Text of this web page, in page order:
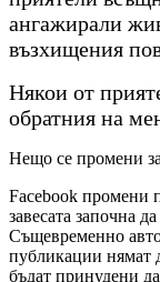
ангажирали
възхищения
Някои от
обратния на
Нещо се промени
Facebook промени
завесата започна
Същевременно
публикации нямат
бъдат принудени